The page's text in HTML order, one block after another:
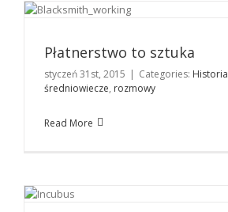
Płatnerstwo to sztuka
Płatnerstwo to sztuka
styczeń 31st, 2015 | Categories: Historia
średniowiecze, rozmowy
Read More